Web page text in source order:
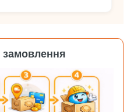
замовлення